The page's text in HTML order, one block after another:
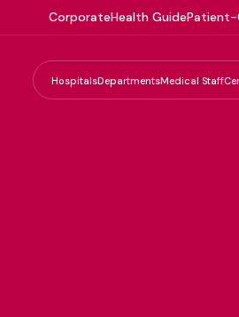
CorporateHealth GuidePatient-
HospitalsDepartmentsMedical Staff